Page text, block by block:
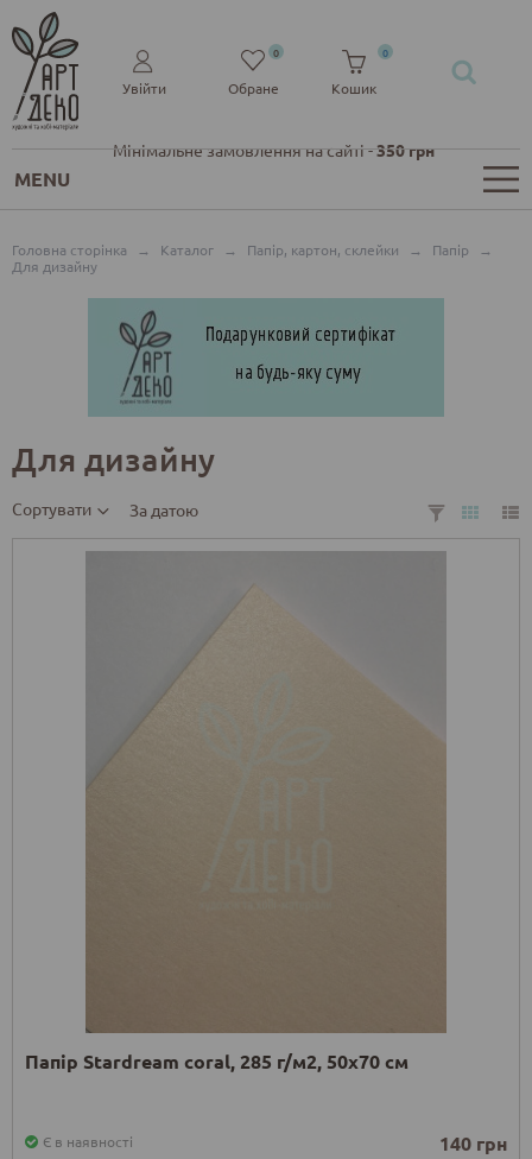
Мінімальне замовлення на сайті -350 грн
Увійти Обране
0
Кошик
0
MENU
Головна сторінка → Каталог → Папір, картон, склейки → Папір
→
Для дизайну
Для дизайну
Сортувати За датою
Папір Stardream coral, 285 г/м2, 50х70 см
Є в наявності 140 грн